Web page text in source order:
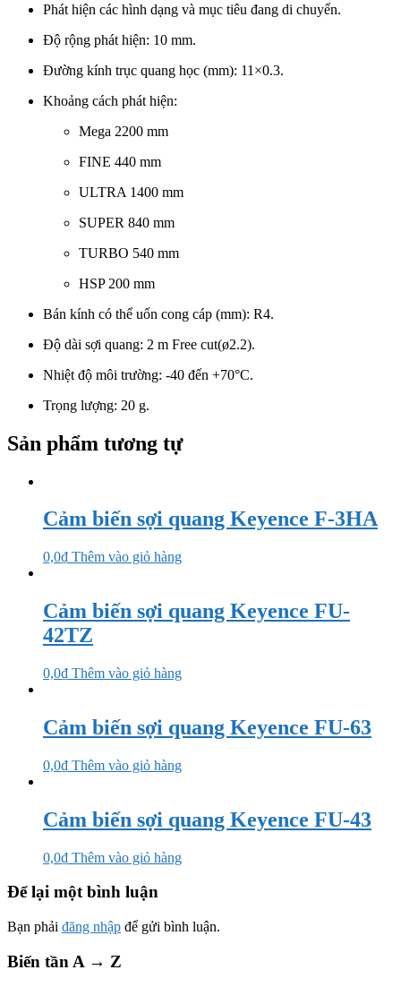
Phát hiện các hình dạng và mục tiêu đang di chuyển.
Độ rộng phát hiện: 10 mm.
Đường kính trục quang học (mm): 11×0.3.
Khoảng cách phát hiện:
Mega 2200 mm
FINE 440 mm
ULTRA 1400 mm
SUPER 840 mm
TURBO 540 mm
HSP 200 mm
Bán kính có thể uốn cong cáp (mm): R4.
Độ dài sợi quang: 2 m Free cut(ø2.2).
Nhiệt độ môi trường: -40 đến +70°C.
Trọng lượng: 20 g.
Sản phẩm tương tự
Cảm biến sợi quang Keyence F-3HA
0,0₫ Thêm vào giỏ hàng
Cảm biến sợi quang Keyence FU-
42TZ
0,0₫ Thêm vào giỏ hàng
Cảm biến sợi quang Keyence FU-63
0,0₫ Thêm vào giỏ hàng
Cảm biến sợi quang Keyence FU-43
0,0₫ Thêm vào giỏ hàng
Để lại một bình luận
Bạn phải đăng nhập để gửi bình luận.
Biến tần A → Z